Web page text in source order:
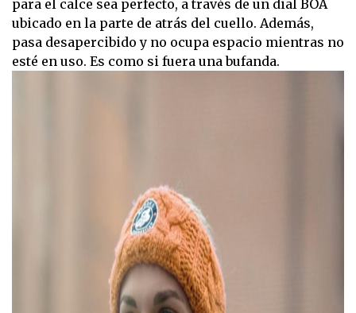
para el calce sea perfecto, a través de un dial BOA
ubicado en la parte de atrás del cuello. Además,
pasa desapercibido y no ocupa espacio mientras no
esté en uso. Es como si fuera una bufanda.